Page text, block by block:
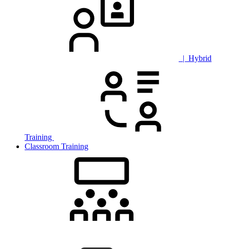
| Hybrid
Training
Classroom Training